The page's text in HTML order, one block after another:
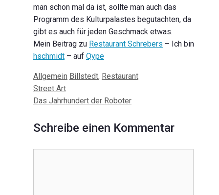
man schon mal da ist, sollte man auch das
Programm des Kulturpalastes begutachten, da
gibt es auch für jeden Geschmack etwas.
Mein Beitrag zu Restaurant Schrebers – Ich bin
hschmidt – auf Qype
Kategorien
Allgemein Schlagwörter
Billstedt, Restaurant
Beitrags-
Navigation
Street Art
Das Jahrhundert der Roboter
Schreibe einen Kommentar